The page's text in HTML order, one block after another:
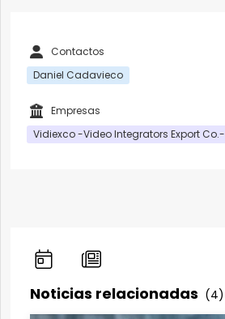
Contactos
Daniel Cadavieco
Empresas
Vidiexco -Video Integrators Export Co.-
Noticias relacionadas (4)